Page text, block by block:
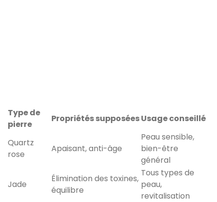
Type de
pierre
Propriétés supposéesUsage conseillé
Quartz
rose
Apaisant, anti-âge
Peau sensible,
bien-être
général
Jade
Élimination des toxines,
équilibre
Tous types de
peau,
revitalisation